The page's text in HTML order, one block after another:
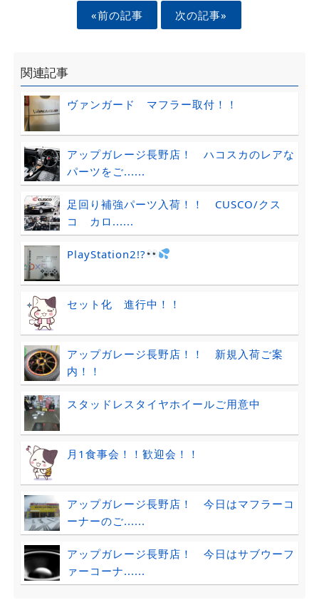
«前の記事 次の記事»
関連記事
ヴァンガード マフラー取付！！
アップガレージ長野店！ ハコスカのレアな
パーツをご......
足回り補強パーツ入荷！！ CUSCO/クス
コ カロ......
PlayStation2!?
セット化 進行中！！
アップガレージ長野店！！ 新規入荷ご案
内！！
スタッドレスタイヤホイールご用意中
月1食事会！！歓迎会！！
アップガレージ長野店！ 今日はマフラーコ
ーナーのご......
アップガレージ長野店！ 今日はサブウーフ
ァーコーナ......